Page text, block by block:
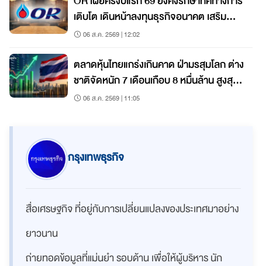
เติบโต เดินหน้าลงทุนธุรกิจอนาคต เสริม
เติบโตระยะยาว
06 ส.ค. 2569 | 12:02
ตลาดหุ้นไทยแกร่งเกินคาด ฝ่ามรสุมโลก ต่าง
ชาติจัดหนัก 7 เดือนเกือบ 8 หมื่นล้าน สูงสุด
ในภูมิภาค
06 ส.ค. 2569 | 11:05
กรุงเทพธุรกิจ
สื่อเศรษฐกิจ ที่อยู่กับการเปลี่ยนแปลงของประเทศมาอย่าง
ยาวนาน
ถ่ายทอดข้อมูลที่แม่นยำ รอบด้าน เพื่อให้ผู้บริหาร นัก